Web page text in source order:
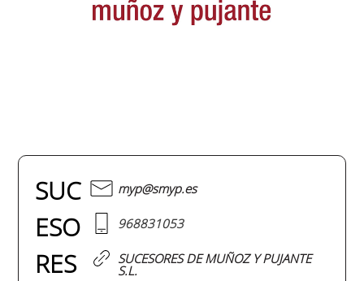
SUC
ESO
RES
myp@smyp.es
968831053
SUCESORES DE MUÑOZ Y PUJANTE
S.L.